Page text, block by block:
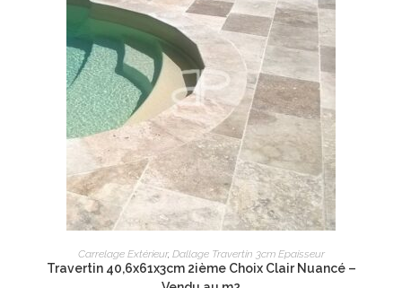
AJOUTER AU PANIER
Carrelage Extérieur, Dallage Travertin 3cm Epaisseur
Travertin 40,6x61x3cm 2ième Choix Clair Nuancé –